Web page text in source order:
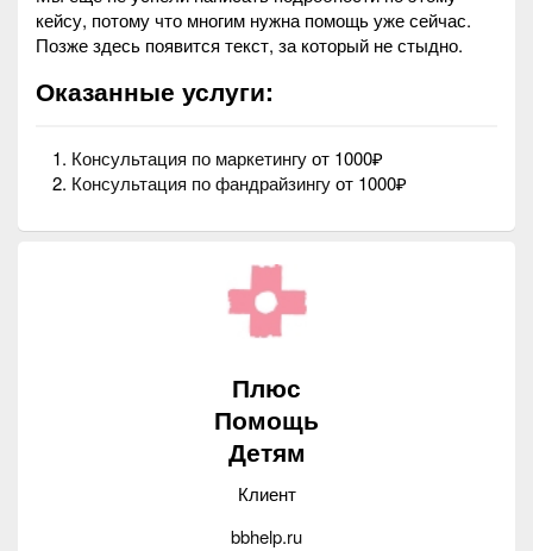
кейсу, потому что многим нужна помощь уже сейчас.
Позже здесь появится текст, за который не стыдно.
Оказанные услуги:
Консультация по маркетингуот 1000₽
Консультация по фандрайзингуот 1000₽
Плюс
Помощь
Детям
Клиент
bbhelp.ru